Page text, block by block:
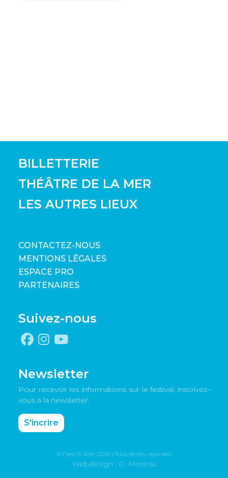
BILLETTERIE
THÉÂTRE DE LA MER
LES AUTRES LIEUX
CONTACTEZ-NOUS
MENTIONS LÉGALES
ESPACE PRO
PARTENAIRES
Suivez-nous
Newsletter
Pour recevoir les informations sur le festival, inscrivez-
vous à la newsletter.
S'incrire
© Fiest'A Sète 2026 (Tous droits réservés)
Webdesign : O. Moreau